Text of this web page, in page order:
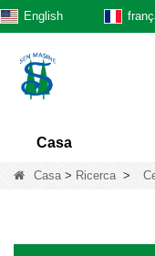
English
Casa
Casa> Ricerca>